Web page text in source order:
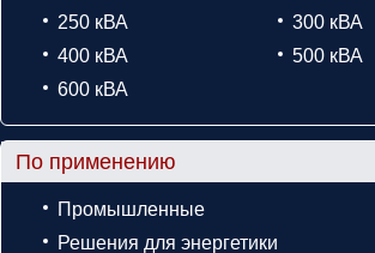
250 кВА
300 кВА
400 кВА
500 кВА
600 кВА
По применению
Промышленные
Решения для энергетики